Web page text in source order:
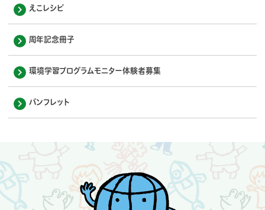
えこレシピ
周年記念冊子
環境学習プログラムモニター体験者募集
パンフレット